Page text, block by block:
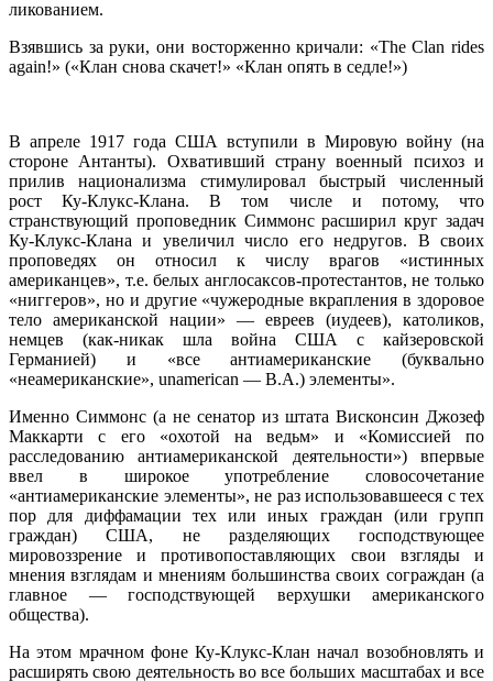
ликованием.
Взявшись за руки, они восторженно кричали: «The Clan rides
again!» («Клан снова скачет!» «Клан опять в седле!»)
В апреле 1917 года США вступили в Мировую войну (на
стороне Антанты). Охвативший страну военный психоз и
прилив национализма стимулировал быстрый численный
рост Ку-Клукс-Клана. В том числе и потому, что
странствующий проповедник Симмонс расширил круг задач
Ку-Клукс-Клана и увеличил число его недругов. В своих
проповедях он относил к числу врагов «истинных
американцев», т.е. белых англосаксов-протестантов, не только
«ниггеров», но и другие «чужеродные вкрапления в здоровое
тело американской нации» — евреев (иудеев), католиков,
немцев (как-никак шла война США с кайзеровской
Германией) и «все антиамериканские (буквально
«неамериканские», unamerican — В.А.) элементы».
Именно Симмонс (а не сенатор из штата Висконсин Джозеф
Маккарти с его «охотой на ведьм» и «Комиссией по
расследованию антиамериканской деятельности») впервые
ввел в широкое употребление словосочетание
«антиамериканские элементы», не раз использовавшееся с тех
пор для диффамации тех или иных граждан (или групп
граждан) США, не разделяющих господствующее
мировоззрение и противопоставляющих свои взгляды и
мнения взглядам и мнениям большинства своих сограждан (а
главное — господствующей верхушки американского
общества).
На этом мрачном фоне Ку-Клукс-Клан начал возобновлять и
расширять свою деятельность во все больших масштабах и все